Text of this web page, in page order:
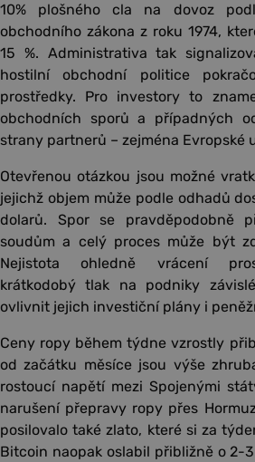
10% plošného cla na dovoz
obchodního zákona z roku 1974,
15 %. Administrativa tak
hostilní obchodní politice
prostředky. Pro investory to
obchodních sporů a případných
strany partnerů – zejména Evropské
Otevřenou otázkou jsou možné
jejichž objem může podle odhadů
dolarů. Spor se pravděpodobně
soudům a celý proces může být
Nejistota ohledně vrácení
krátkodobý tlak na podniky
ovlivnit jejich investiční plány i
Ceny ropy během týdne vzrostly
od začátku měsíce jsou výše
rostoucí napětí mezi Spojenými
narušení přepravy ropy přes
posilovalo také zlato, které si za
Bitcoin naopak oslabil přibližně o 2-